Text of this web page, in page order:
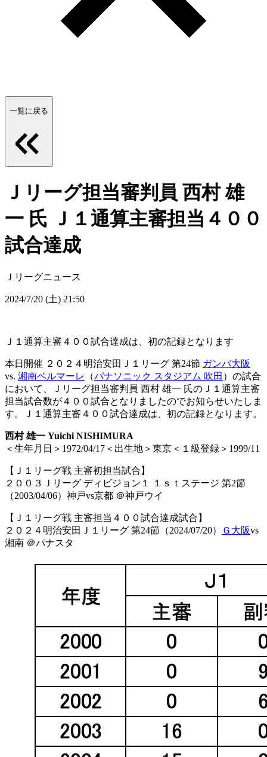
一覧に戻る
Ｊリーグ担当審判員 西村 雄
一 氏 Ｊ１通算主審担当４００
試合達成
Ｊリーグニュース
2024/7/20 (土) 21:50
Ｊ１通算主審４００試合達成は、初の記録となります
本日開催 ２０２４明治安田Ｊ１リーグ 第24節 ガンバ大阪
vs. 湘南ベルマーレ （パナソニック スタジアム 吹田 ）の試合
において、Ｊリーグ担当審判員 西村 雄一 氏のＪ１通算主審
担当試合数が４００試合となりましたのでお知らせいたしま
す。Ｊ１通算主審４００試合達成は、初の記録となります。
西村 雄一 Yuichi NISHIMURA
＜生年月日＞1972/04/17＜出生地＞東京＜１級登録＞1999/11
【Ｊ１リーグ戦 主審初担当試合】
２００３Ｊリーグ ディビジョン１ １ｓｔステージ 第2節
（2003/04/06）神戸vs京都 ＠神戸ウイ
【Ｊ１リーグ戦 主審担当４００試合達成試合】
２０２４明治安田Ｊ１リーグ 第24節（2024/07/20）
Ｇ大阪vs
湘南 ＠パナスタ